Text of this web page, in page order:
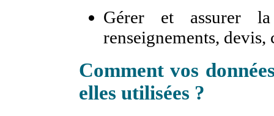
Gérer et assurer
renseignements, devis,
Comment vos
elles utilisées ?